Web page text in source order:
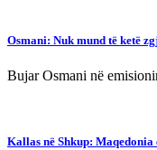
Osmani: Nuk mund të ketë
Bujar Osmani në
Kallas në Shkup: Maqedonia